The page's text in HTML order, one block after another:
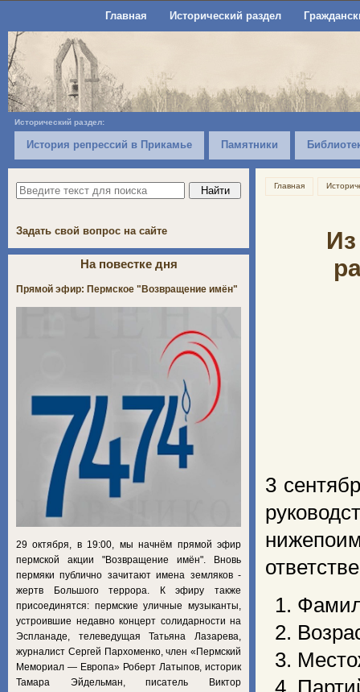
Главная Исторический раздел
Исторический раздел:
История репрессий в Прикамье Памятники
Главная
3
Задать свой вопрос на сайте
На повестке дня
Прямой эфир: Пермское "Возвращение имён"
29 октября, в 19:00, мы начнём прямой эфир
пермской акции "Возвращение имён". Вновь
пермяки публично зачитают имена земляков -
жертв Большого террора. К эфиру также
присоединятся: пермские уличные музыканты,
устроившие недавно концерт солидарности на
Эспланаде, телеведущая Татьяна Лазарева,
журналист Сергей Пархоменко, член «Пермский
Мемориал — Европа» Роберт Латыпов, историк
Тамара Эйдельман, писатель Виктор